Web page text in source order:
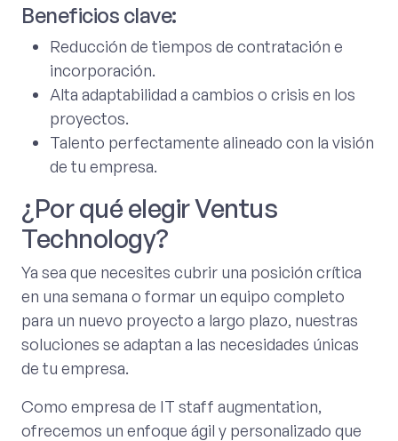
Beneficios clave:
Reducción de tiempos de contratación e
incorporación.
Alta adaptabilidad a cambios o crisis en los
proyectos.
Talento perfectamente alineado con la visión
de tu empresa.
¿Por qué elegir Ventus
Technology?
Ya sea que necesites cubrir una posición crítica
en una semana o formar un equipo completo
para un nuevo proyecto a largo plazo, nuestras
soluciones se adaptan a las necesidades únicas
de tu empresa.
Como empresa de IT staff augmentation,
ofrecemos un enfoque ágil y personalizado que